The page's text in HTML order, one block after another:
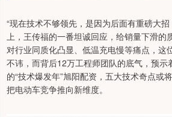
“现在技术不够领先，是因为后面有重磅大
上，王传福的一番坦诚回应，给销量下滑的
对行业同质化凸显、低温充电慢等痛点，这
不讳，而背后12万工程师团队的底气，预示
的“技术爆发年”旭阳配资，五大技术奇点或
把电动车竞争推向新维度。